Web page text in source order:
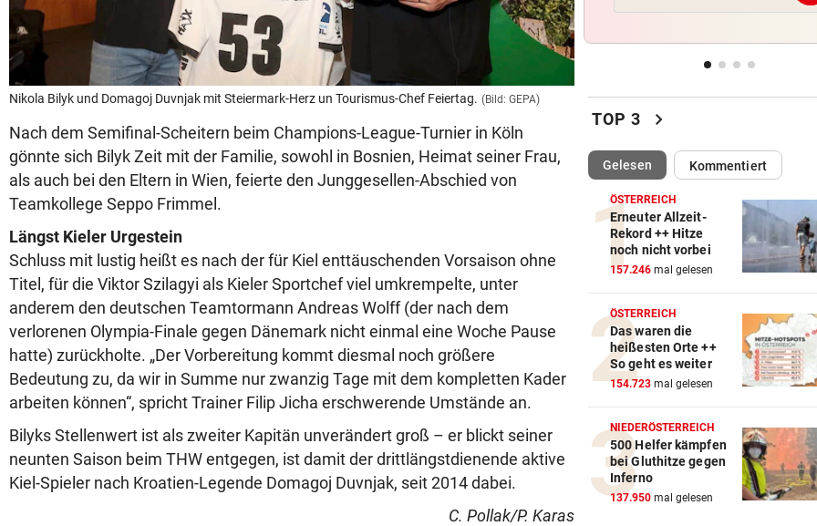
Nikola Bilyk und Domagoj Duvnjak mit Steiermark-Herz un Tourismus-Chef Feiertag. (Bild: GEPA) Bilyk ist aktuell verletzt out. (Bild: GEPA)
Nach dem Semifinal-Scheitern beim Champions-League-Turnier in Köln
gönnte sich Bilyk Zeit mit der Familie, sowohl in Bosnien, Heimat seiner Frau,
als auch bei den Eltern in Wien, feierte den Junggesellen-Abschied von
Teamkollege Seppo Frimmel.
Längst Kieler Urgestein
Schluss mit lustig heißt es nach der für Kiel enttäuschenden Vorsaison ohne
Titel, für die Viktor Szilagyi als Kieler Sportchef viel umkrempelte, unter
anderem den deutschen Teamtormann Andreas Wolff (der nach dem
verlorenen Olympia-Finale gegen Dänemark nicht einmal eine Woche Pause
hatte) zurückholte. „Der Vorbereitung kommt diesmal noch größere
Bedeutung zu, da wir in Summe nur zwanzig Tage mit dem kompletten Kader
arbeiten können“, spricht Trainer Filip Jicha erschwerende Umstände an.
Bilyks Stellenwert ist als zweiter Kapitän unverändert groß – er blickt seiner
neunten Saison beim THW entgegen, ist damit der drittlängstdienende aktive
Kiel-Spieler nach Kroatien-Legende Domagoj Duvnjak, seit 2014 dabei.
C. Pollak/P. Karas
ÖFB-Kicker Wimmer packt
Spanien-Star Rodri vor
zum FC Barcelona
2 JAHRE LANG GETESTET
Drei Steirer tüfteln an der
Boxershort
DRAMATISCHE RETTUNG vor
„In der Wohnung war es
TOP 3 chevron_right
Gelesen(ausgewählt)Kommentiert
ÖSTERREICH
Erneuter Allzeit-
Rekord ++ Hitze
noch nicht vorbei
157.246 mal gelesen
ÖSTERREICH
Das waren die
heißesten Orte ++
So geht es weiter
154.723 mal gelesen
NIEDERÖSTERREICH
500 Helfer kämpfen
bei Gluthitze gegen
Inferno
137.950 mal gelesen